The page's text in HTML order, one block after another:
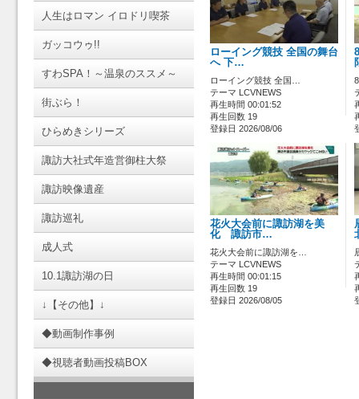
人生はロマン イロドリ喫茶
ガッコウゥ!!
すわSPA！～温泉のススメ～
街ぶら！
ひらめきシリーズ
諏訪大社式年造営御柱大祭
諏訪映像遺産
諏訪巡礼
成人式
10.1諏訪湖の日
↓【その他】↓
◆動画制作事例
◆視聴者動画投稿BOX
ローイング競技 全国の舞台
へ 下…
ローイング競技 全国…
テーマ LCVNEWS
再生時間 00:01:52
再生回数 19
登録日 2026/08/06
花火大会前に諏訪湖を美
化 諏訪市…
花火大会前に諏訪湖を…
テーマ LCVNEWS
再生時間 00:01:15
再生回数 19
登録日 2026/08/05